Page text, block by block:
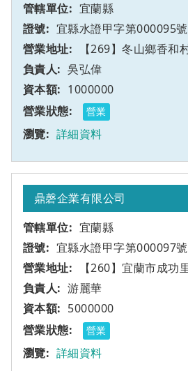
宜蘭縣
宜縣水證甲字第000095
【269】冬山鄉香和
吳弘偉
1000000
營業
詳細資料
鼎磬企業有限公司
宜蘭縣
宜縣水證甲字第000097
【260】宜蘭市成功
游麗華
5000000
營業
詳細資料